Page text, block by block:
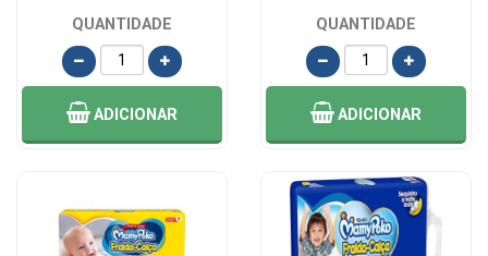
QUANTIDADE
ADICIONAR
QUANTIDADE
ADICIONAR